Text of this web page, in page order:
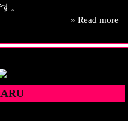
十分すぎるほどありがたい
見下ろすように立った遙
んのほっそりした腰にしが
優しく声をかけながら頭
もう、脳がとろけてしま
。
内では妥当な料金設定か
が、攻守どちらでもレベル
けます。とはいえ流石に
» Read more